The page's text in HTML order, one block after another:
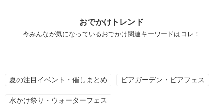
おでかけトレンド
今みんなが気になっているおでかけ関連キーワードはコレ！
夏の注目イベント・催しまとめ ビアガーデン・ビアフェス
水かけ祭り・ウォーターフェス